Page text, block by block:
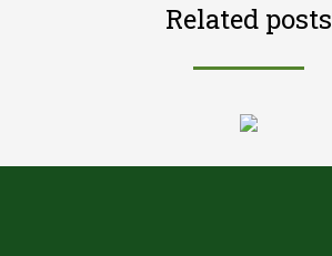
Related posts